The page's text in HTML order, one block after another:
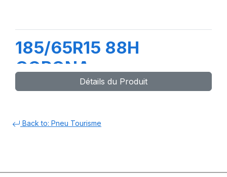
185/65R15 88H
CORONA
Détails du Produit
Back to: Pneu Tourisme